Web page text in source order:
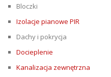
Bloczki
Izolacje pianowe PIR
Dachy i pokrycja
Docieplenie
Kanalizacja zewnętrzna